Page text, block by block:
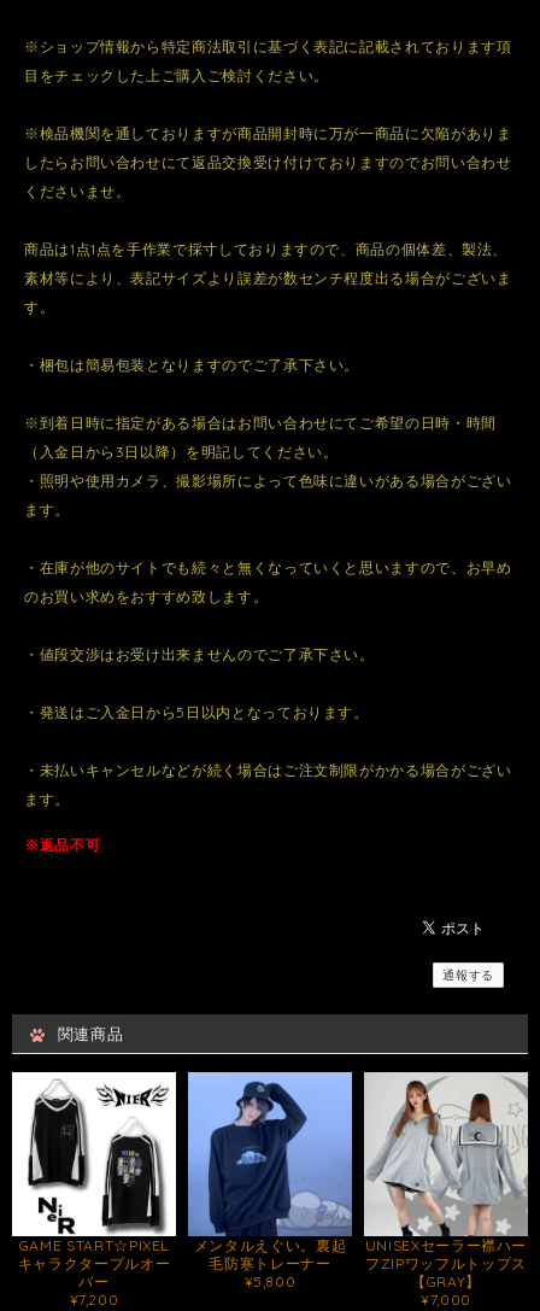
※ショップ情報から特定商法取引に基づく表記に記載されております項
目をチェックした上ご購入ご検討ください。
※検品機関を通しておりますが商品開封時に万が一商品に欠陥がありま
したらお問い合わせにて返品交換受け付けておりますのでお問い合わせ
くださいませ。
商品は1点1点を手作業で採寸しておりますので、商品の個体差、製法、
素材等により、表記サイズより誤差が数センチ程度出る場合がございま
す。
・梱包は簡易包装となりますのでご了承下さい。
※到着日時に指定がある場合はお問い合わせにてご希望の日時・時間
（入金日から3日以降）を明記してください。
・照明や使用カメラ、撮影場所によって色味に違いがある場合がござい
ます。
・在庫が他のサイトでも続々と無くなっていくと思いますので、お早め
のお買い求めをおすすめ致します。
・値段交渉はお受け出来ませんのでご了承下さい。
・発送はご入金日から5日以内となっております。
・未払いキャンセルなどが続く場合はご注文制限がかかる場合がござい
ます。
※返品不可
通報する
関連商品
GAME START☆PIXEL
キャラクタープルオー
バー
¥7,200
メンタルえぐい。裏起
毛防寒トレーナー
¥5,800
UNISEXセーラー襟ハー
フZIPワッフルトップス
【GRAY】
¥7,000